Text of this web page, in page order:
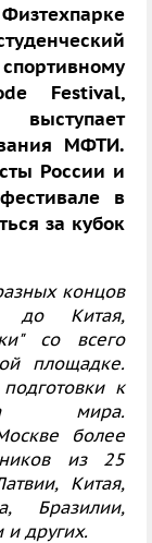
Festival,
выступает
МФТИ.
России и
в
за кубок
концов
до Китая,
со всего
площадке.
к
мира.
более
из 25
Китая,
Бразилии,
и других.